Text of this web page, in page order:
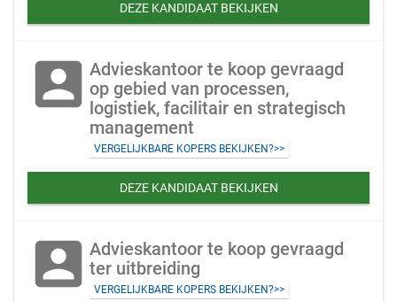
DEZE KANDIDAAT BEKIJKEN
account_box Advieskantoor te koop gevraagd
op gebied van processen,
logistiek, facilitair en strategisch
management
VERGELIJKBARE KOPERS BEKIJKEN?>>
DEZE KANDIDAAT BEKIJKEN
account_box Advieskantoor te koop gevraagd
ter uitbreiding
VERGELIJKBARE KOPERS BEKIJKEN?>>